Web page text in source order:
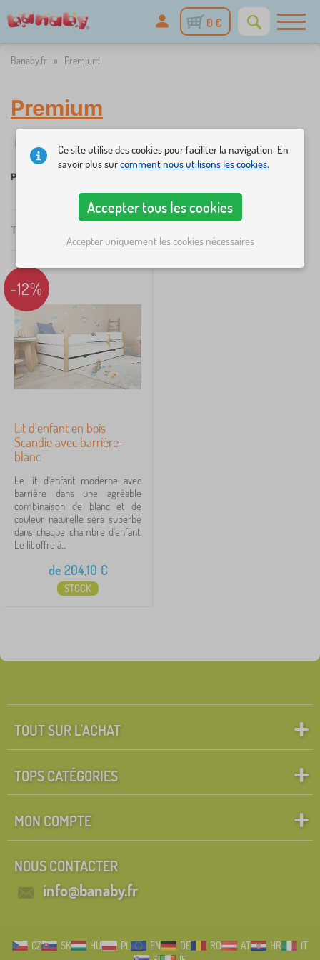
0 €
Banaby.fr » Premium
Premium
Filtrer ✓ stock ☆ nouveauté Réductions et promotions
×
›
L
i
t
s
e
n
f
1
Prix
204 €
253 €
Rechercher dans les filtres
Disponibilité
Type d'offre
Étiquettes
1
Premium
FILTRATION
Premium
Total
Recommandé
-12%
Lit d'enfant en bois
Scandie avec barrière -
blanc
Le lit d'enfant moderne avec
barrière dans une agréable
combinaison de blanc et de
couleur naturelle sera superbe
dans chaque chambre d'enfant.
Le lit offre à...
de 204,10 €
STOCK
TOUT SUR L'ACHAT
TOPS CATÉGORIES
MON COMPTE
NOUS CONTACTER
info@banaby.fr
CZ SK HU PL EN DE RO AT HR
IT
Ce site utilise des cookies pour faciliter la navigation. En
savoir plus surcomment nous utilisons les cookies.
Accepter tous les cookies
Accepter uniquement les cookies nécessaires